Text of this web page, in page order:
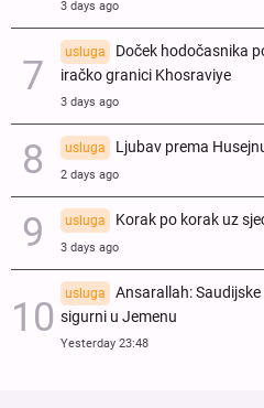
3 days ago
usluga
Doček hodočasnika
iračko granici Khosraviye
3 days ago
usluga Ljubav prema
2 days ago
usluga Korak po korak uz
3 days ago
usluga
Ansarallah:
sigurni u Jemenu
Yesterday 23:48